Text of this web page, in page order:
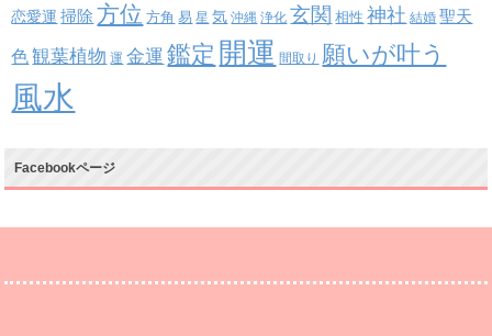
恋愛運 掃除 方位 方角 易 星 気 沖縄 浄化 玄関 相性 神社 結婚 聖天
色 観葉植物 運 金運 鑑定 開運 間取り 願いが叶う
風水
Facebookページ